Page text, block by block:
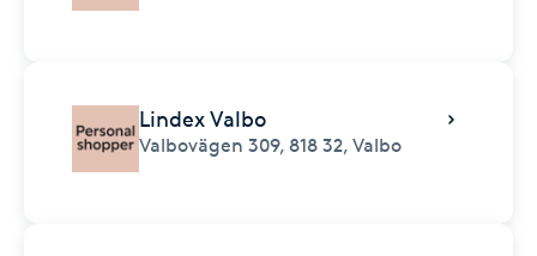
Lindex Valbo
Valbovägen 309, 818 32, Valbo